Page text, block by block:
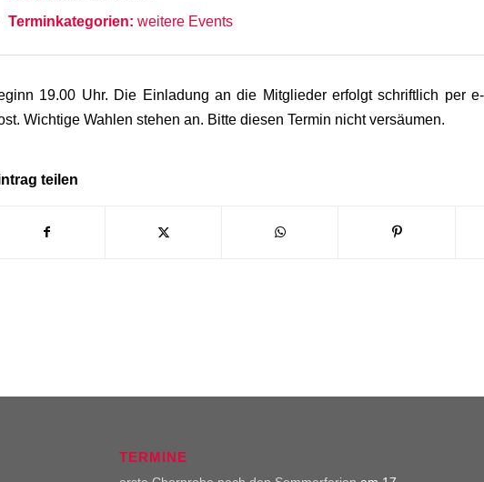
Terminkategorien: weitere Events
19.00 Uhr. Die Einladung an die Mitglieder erfolgt schriftlich per
Wichtige Wahlen stehen an. Bitte diesen Termin nicht versäumen.
teilen
TERMINE